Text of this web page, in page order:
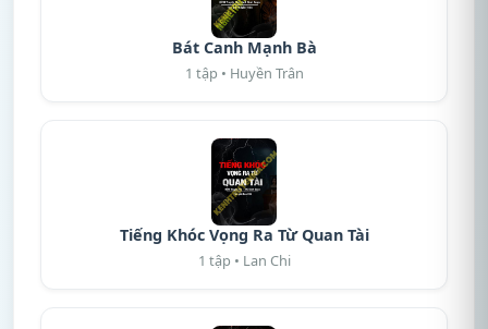
Bát Canh Mạnh Bà
1 tập • Huyền Trân
Tiếng Khóc Vọng Ra Từ Quan Tài
1 tập • Lan Chi